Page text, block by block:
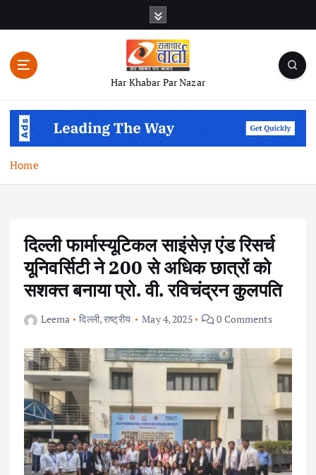
n
Har Khabar Par Nazar
Home
दिल्ली फार्मास्यूटिकल साइंसेज़ एंड रिसर्च
यूनिवर्सिटी ने 200 से अधिक छात्रों को
सशक्त बनाया प्रो. वी. रविचंद्रन कुलपति
Leema दिल्ली,राष्ट्रीय May 4, 2025 0 Comments